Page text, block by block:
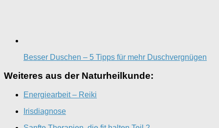
Besser Duschen – 5 Tipps für mehr Duschvergnügen
Weiteres aus der Naturheilkunde:
Energiearbeit – Reiki
Irisdiagnose